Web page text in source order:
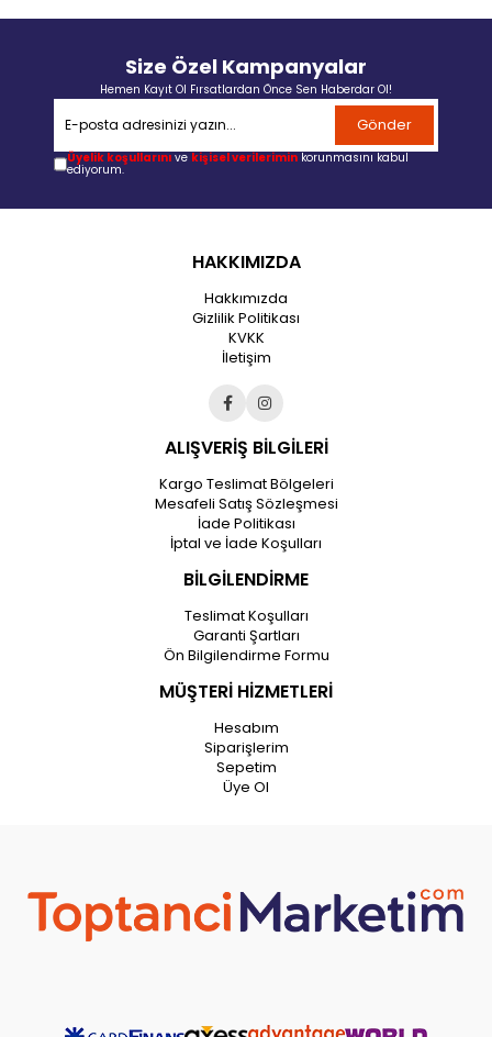
Size Özel Kampanyalar
Hemen Kayıt Ol Fırsatlardan Önce Sen Haberdar Ol!
Gönder
Üyelik koşullarını ve kişisel verilerimin korunmasını kabul
ediyorum.
HAKKIMIZDA
Hakkımızda
Gizlilik Politikası
KVKK
İletişim
ALIŞVERİŞ BİLGİLERİ
Kargo Teslimat Bölgeleri
Mesafeli Satış Sözleşmesi
İade Politikası
İptal ve İade Koşulları
BİLGİLENDİRME
Teslimat Koşulları
Garanti Şartları
Ön Bilgilendirme Formu
MÜŞTERİ HİZMETLERİ
Hesabım
Siparişlerim
Sepetim
Üye Ol